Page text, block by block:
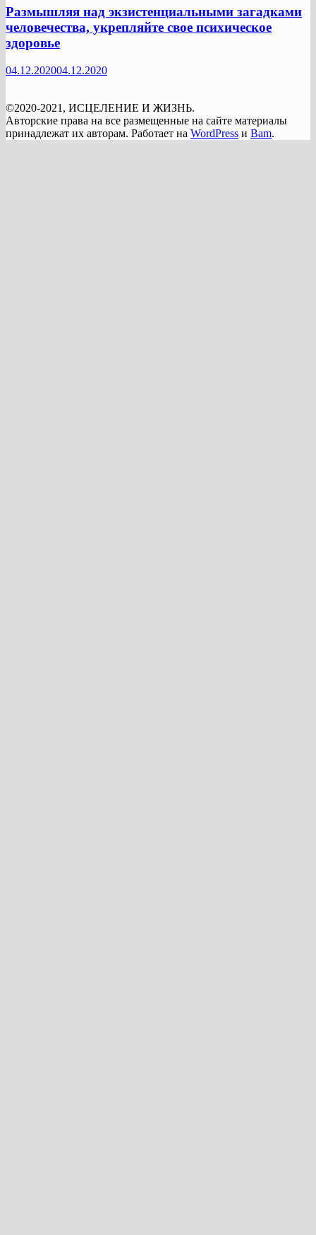
Размышляя над экзистенциальными загадками
человечества, укрепляйте свое психическое
здоровье
04.12.202004.12.2020
©2020-2021, ИСЦЕЛЕНИЕ И ЖИЗНЬ.
Авторские права на все размещенные на сайте материалы
принадлежат их авторам. Работает на WordPress и Bam.